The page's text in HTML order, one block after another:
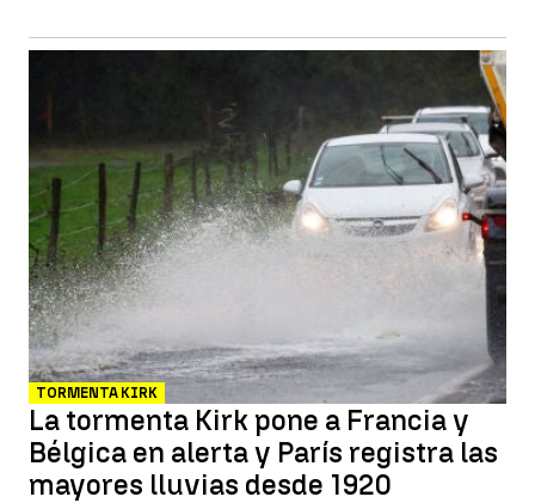
TORMENTA KIRK
La tormenta Kirk pone a Francia y
Bélgica en alerta y París registra las
mayores lluvias desde 1920